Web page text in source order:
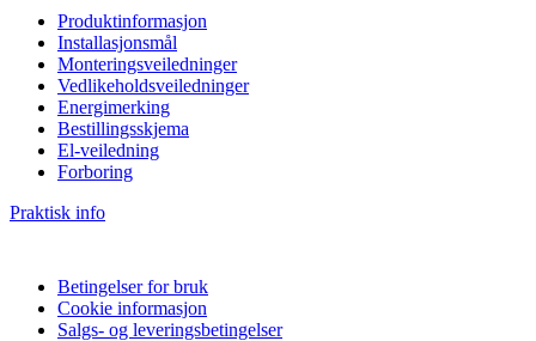
Produktinformasjon
Installasjonsmål
Monteringsveiledninger
Vedlikeholdsveiledninger
Energimerking
Bestillingsskjema
El-veiledning
Forboring
Praktisk info
Betingelser for bruk
Cookie informasjon
Salgs- og leveringsbetingelser